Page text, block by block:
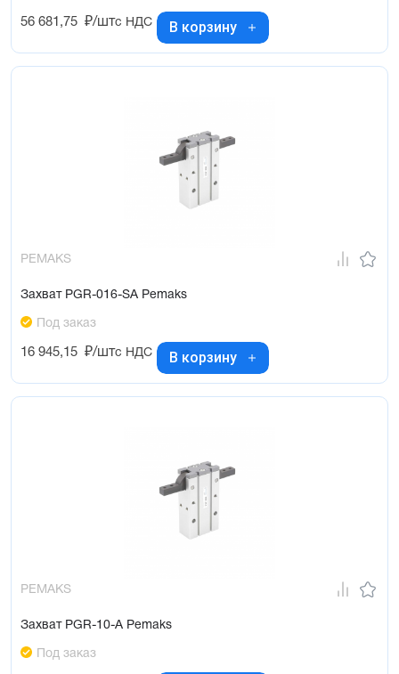
56 681,75 ₽/штс НДС В корзину
PEMAKS
Захват PGR-016-SA Pemaks
Под заказ
16 945,15 ₽/штс НДС В корзину
PEMAKS
Захват PGR-10-A Pemaks
Под заказ